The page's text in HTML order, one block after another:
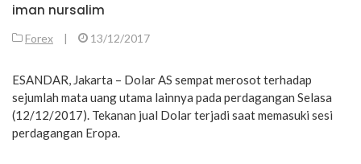
iman nursalim
Forex | 13/12/2017
ESANDAR, Jakarta – Dolar AS sempat merosot terhadap
sejumlah mata uang utama lainnya pada perdagangan Selasa
(12/12/2017). Tekanan jual Dolar terjadi saat memasuki sesi
perdagangan Eropa.